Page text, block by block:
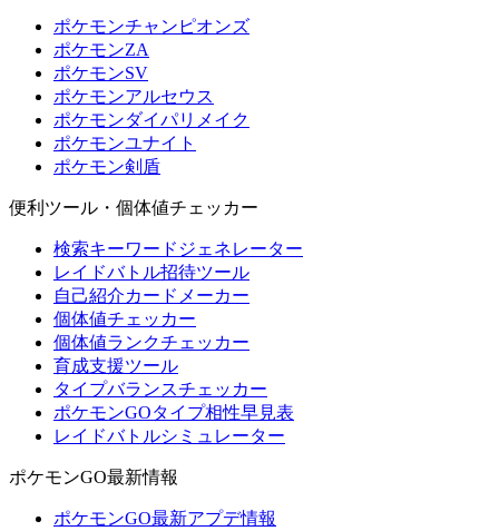
ポケモンチャンピオンズ
ポケモンZA
ポケモンSV
ポケモンアルセウス
ポケモンダイパリメイク
ポケモンユナイト
ポケモン剣盾
便利ツール・個体値チェッカー
検索キーワードジェネレーター
レイドバトル招待ツール
自己紹介カードメーカー
個体値チェッカー
個体値ランクチェッカー
育成支援ツール
タイプバランスチェッカー
ポケモンGOタイプ相性早見表
レイドバトルシミュレーター
ポケモンGO最新情報
ポケモンGO最新アプデ情報